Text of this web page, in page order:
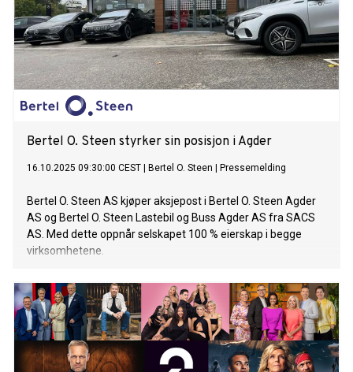
Bertel O. Steen styrker sin posisjon i Agder
16.10.2025 09:30:00 CEST Bertel O. Steen Pressemelding
Bertel O. Steen AS kjøper aksjepost i Bertel O. Steen Agder
AS og Bertel O. Steen Lastebil og Buss Agder AS fra SACS
AS. Med dette oppnår selskapet 100 % eierskap i begge
virksomhetene.